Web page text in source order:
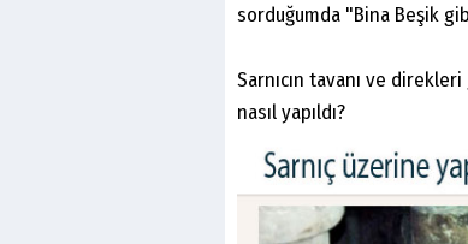
sorduğumda "Bina Beşik
Sarnıcın tavanı ve
nasıl yapıldı?